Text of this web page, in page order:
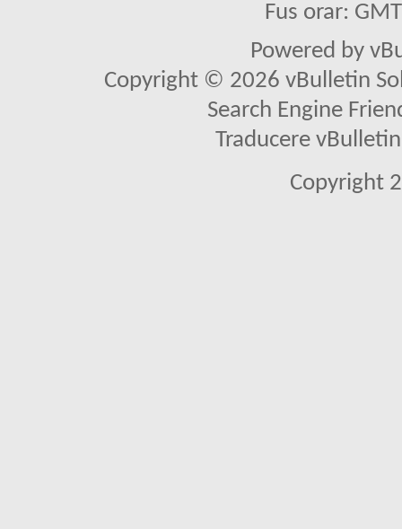
Fus orar:
Powered by
Copyright © 2026 vBulletin
Search Engine
Traducere
Copyright